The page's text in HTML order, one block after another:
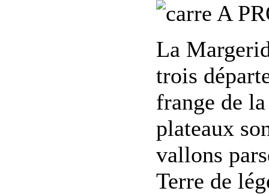
A
La
trois
frange de
plateaux
vallons
Terre de